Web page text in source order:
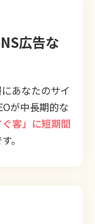
広告な
あなたのサイ
が中長期的な
ぐ客」に短期間
。